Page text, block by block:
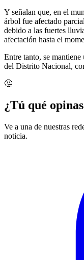
Y señalan que, en el
árbol fue afectado
debido a las fuertes
afectación hasta el
Entre tanto, se
del Distrito Nacional,
🤔
¿Tú qué
Ve a una de nuestras
noticia.